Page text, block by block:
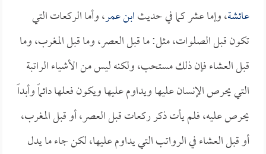
عائشة، وإما عشر كما في حديثابن عمر، وأما الركعات التي
تكون قبل الصلوات، مثل: ما قبل العصر، وما قبل المغرب، وما
قبل العشاء فإن ذلك مستحب، ولكنه ليس من الأشياء الراتبة
التي يحرص الإنسان عليها ويداوم عليها ويكون فعلها دائماً وأبداً
يحرص عليه، فلم يأت ذكر ركعات قبل العصر، أو قبل المغرب،
أو قبل العشاء في الرواتب التي يداوم عليها، لكن جاء ما يدل